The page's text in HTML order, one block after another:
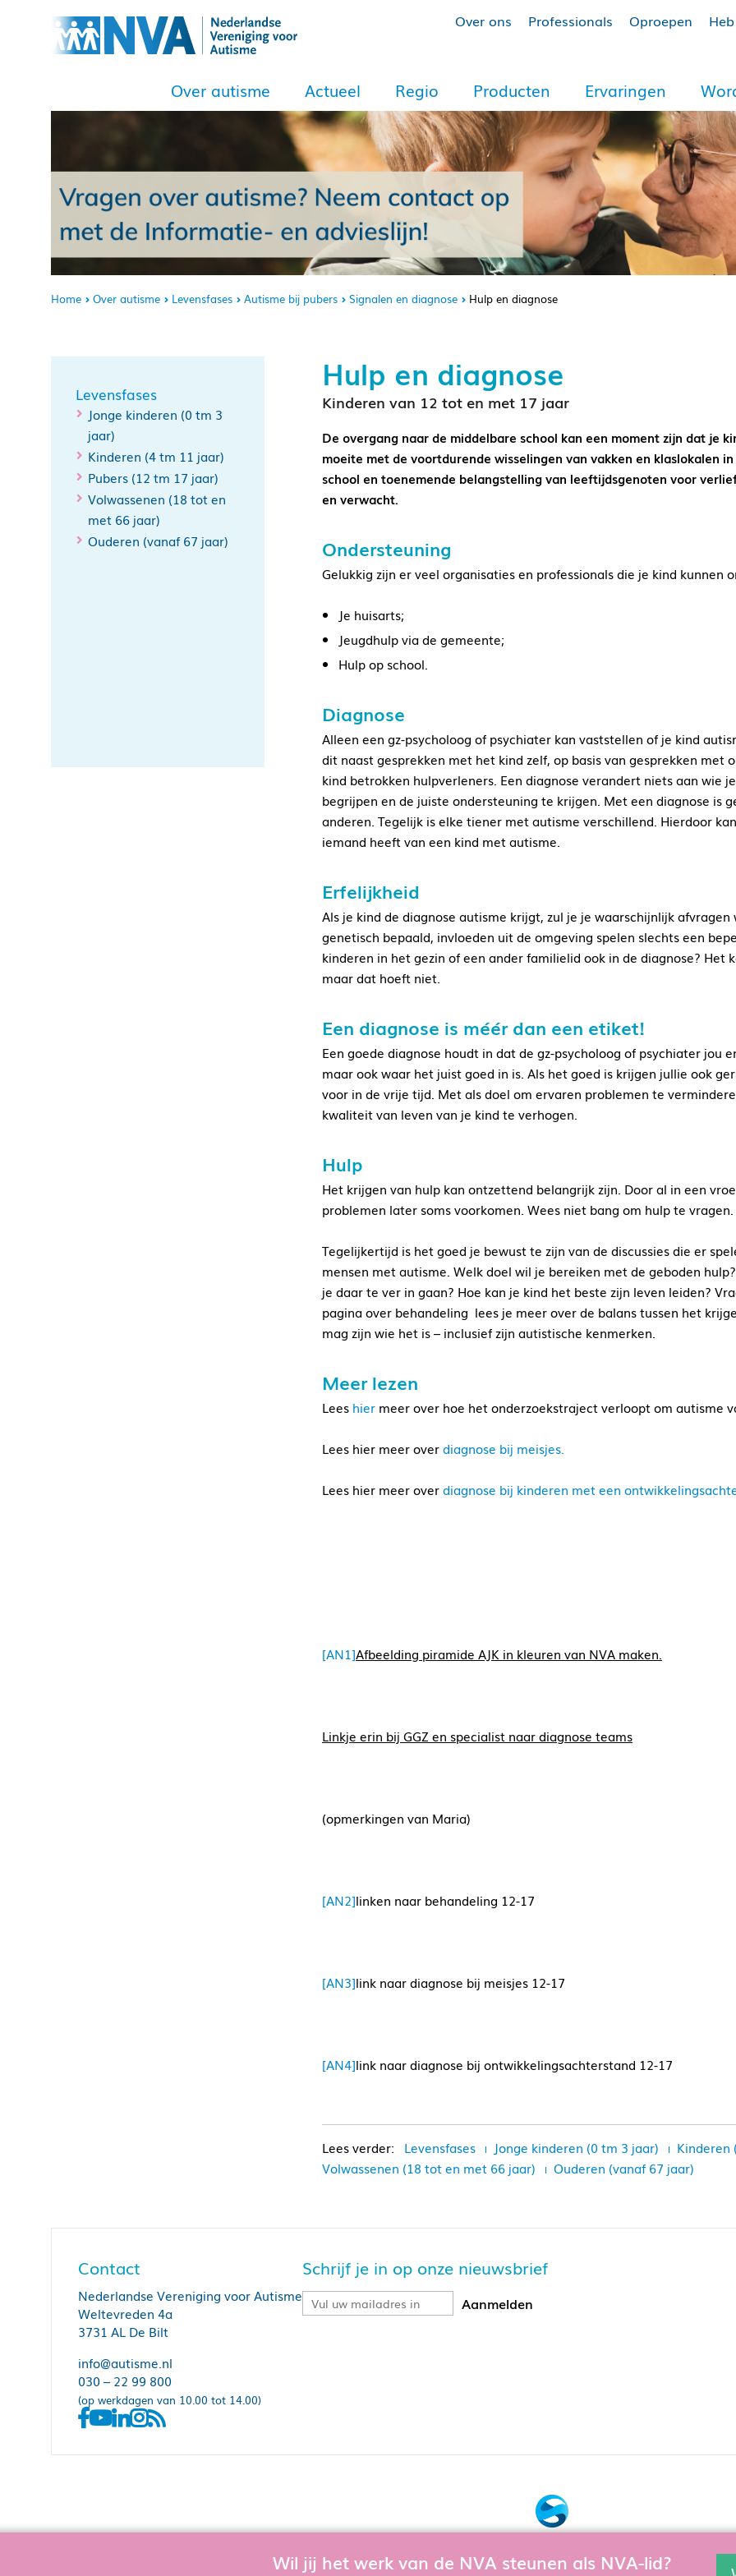
Over ons Professionals Oproepen
Over autisme Actueel Regio Producten Ervaringen
Home Over autisme Levensfases Autisme bij pubers Signalen en diagnose Hulp en diagnose
Levensfases
Jonge kinderen (0 tm 3
jaar)
Kinderen (4 tm 11 jaar)
Pubers (12 tm 17 jaar)
Volwassenen (18 tot en
met 66 jaar)
Ouderen (vanaf 67 jaar)
Hulp en diagnose
Kinderen van 12 tot en met 17 jaar
De overgang naar de middelbare school kan een moment zijn dat je
moeite met de voortdurende wisselingen van vakken en klaslokalen
school en toenemende belangstelling van leeftijdsgenoten voor
en verwacht.
Ondersteuning
Gelukkig zijn er veel organisaties en professionals die je kind kunnen
Je huisarts;
Jeugdhulp via de gemeente;
Hulp op school.
Diagnose
Alleen een gz-psycholoog of psychiater kan vaststellen of je kind
dit naast gesprekken met het kind zelf, op basis van gesprekken met
kind betrokken hulpverleners. Een diagnose verandert niets aan wie
begrijpen en de juiste ondersteuning te krijgen. Met een diagnose is
anderen. Tegelijk is elke tiener met autisme verschillend. Hierdoor
iemand heeft van een kind met autisme.
Erfelijkheid
Als je kind de diagnose autisme krijgt, zul je je waarschijnlijk
genetisch bepaald, invloeden uit de omgeving spelen slechts een
kinderen in het gezin of een ander familielid ook in de diagnose?
maar dat hoeft niet.
Een diagnose is méér dan een etiket!
Een goede diagnose houdt in dat de gz-psycholoog of psychiater
maar ook waar het juist goed in is. Als het goed is krijgen jullie ook
voor in de vrije tijd. Met als doel om ervaren problemen te
kwaliteit van leven van je kind te verhogen.
Hulp
Het krijgen van hulp kan ontzettend belangrijk zijn. Door al in een
problemen later soms voorkomen. Wees niet bang om hulp te vragen.
Tegelijkertijd is het goed je bewust te zijn van de discussies die er
mensen met autisme. Welk doel wil je bereiken met de geboden
je daar te ver in gaan? Hoe kan je kind het beste zijn leven leiden?
pagina over behandeling lees je meer over de balans tussen het
mag zijn wie het is – inclusief zijn autistische kenmerken.
Meer lezen
Lees hier meer over hoe het onderzoekstraject verloopt om autisme
Lees hier meer overdiagnose bij meisjes.
Lees hier meer overdiagnose bij kinderen met een
[AN1]Afbeelding piramide AJK in kleuren van NVA maken.
Linkje erin bij GGZ en specialist naar diagnose teams
(opmerkingen van Maria)
[AN2]linken naar behandeling 12-17
[AN3]link naar diagnose bij meisjes 12-17
[AN4]link naar diagnose bij ontwikkelingsachterstand 12-17
Levensfases Jonge kinderen (0 tm 3 jaar) Kinderen
Volwassenen (18 tot en met 66 jaar)
Ouderen (vanaf 67 jaar)
Contact
Nederlandse Vereniging voor Autisme
Weltevreden 4a
3731 AL De Bilt
info@autisme.nl
030 – 22 99 800
(op werkdagen van 10.00 tot 14.00)
Schrijf je in op onze nieuwsbrief
Snowball Ecommerce
Om de website goed te laten functioneren en te verbeteren gebruiken wij cookies. Als u de website
Wil jij het werk van de NVA steunen als NVA-lid?